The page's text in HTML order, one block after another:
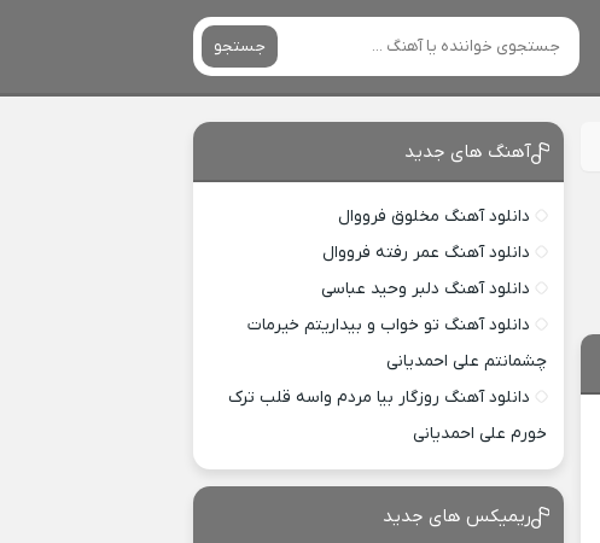
جستجو
آهنگ های جدید
دانلود آهنگ مخلوق فرووال
دانلود آهنگ عمر رفته فرووال
دانلود آهنگ دلبر وحید عباسی
دانلود آهنگ تو خواب و بیداریتم خیرمات
چشمانتم علی احمدیانی
دانلود آهنگ روزگار بیا مردم واسه قلب ترک
خورم علی احمدیانی
ریمیکس های جدید